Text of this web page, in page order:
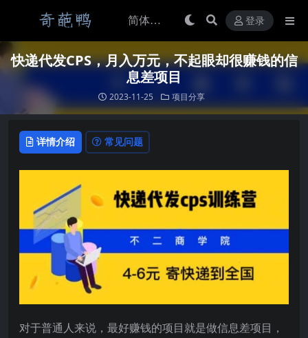
登录
快递代发CPS，月入万元，不起眼却很赚钱的信
息差项目
2023-11-25 项目分享
详情介绍 常见问题
对于普通人来说，最好赚钱的项目就是做信息差项目，